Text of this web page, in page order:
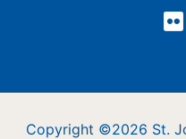
Copyright ©2026 St.